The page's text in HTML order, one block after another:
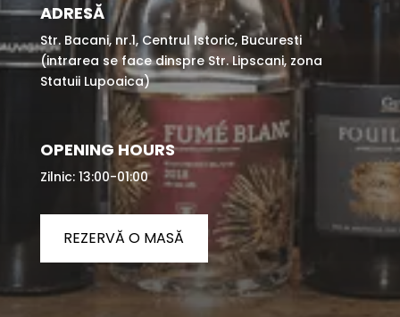
ADRESĂ
Str. Bacani, nr.1, Centrul Istoric, Bucuresti
(intrarea se face dinspre Str. Lipscani, zona
Statuii Lupoaica)
OPENING HOURS
Zilnic: 13:00-01:00
REZERVĂ O MASĂ